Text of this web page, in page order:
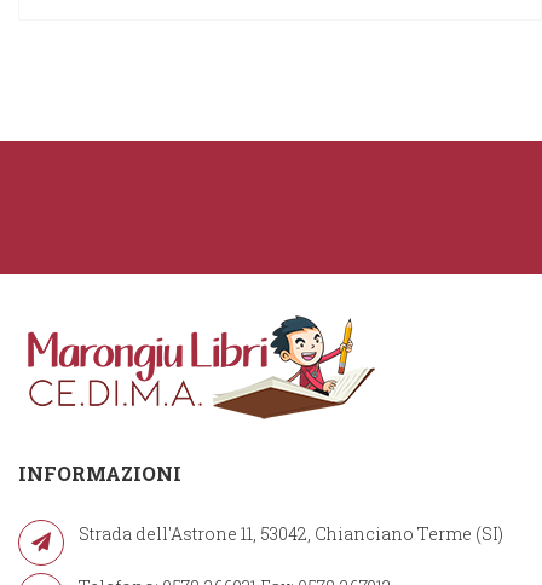
INFORMAZIONI
Strada dell'Astrone 11, 53042, Chianciano Terme (SI)